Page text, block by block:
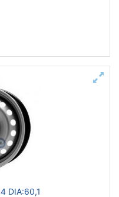
DIA:60,1